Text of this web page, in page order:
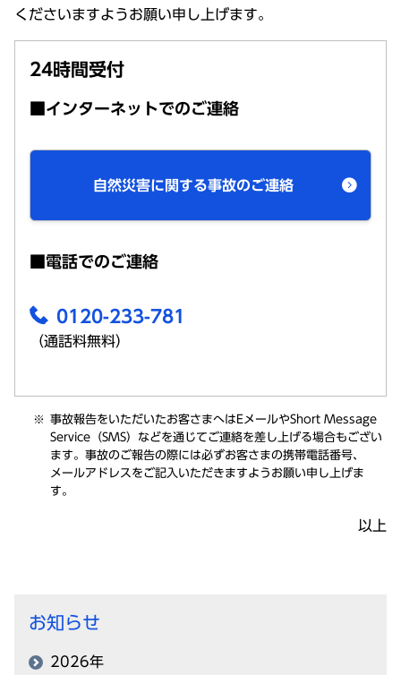
くださいますようお願い申し上げます。
24時間受付
■インターネットでのご連絡
自然災害に関する事故のご連絡
■電話でのご連絡
0120-233-781
（通話料無料）
事故報告をいただいたお客さまへはEメールやShort Message
Service（SMS）などを通じてご連絡を差し上げる場合もござい
ます。 事故のご報告の際には必ずお客さまの携帯電話番号、
メールアドレスをご記入 いただきますようお願い申し上げま
す。
以上
お知らせ
2026年